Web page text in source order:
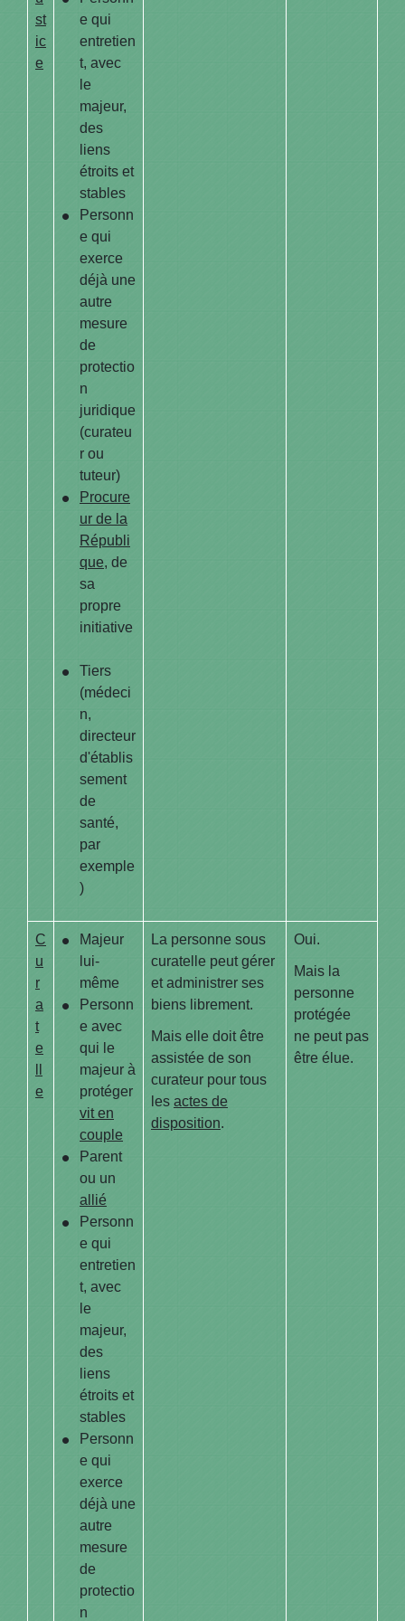
st
ic
e
e qui
entretien
t, avec
le
majeur,
des
liens
étroits et
stables
Personn
e qui
exerce
déjà une
autre
mesure
de
protectio
n
juridique
(curateu
r ou
tuteur)
Procure
ur de la
Républi
que, de
sa
propre
initiative
Tiers
(médeci
n,
directeur
d'établis
sement
de
santé,
par
exemple
)
C
u
r
a
t
e
e
Majeur
lui-
même
Personn
e avec
qui le
majeur à
protéger
vit en
couple
Parent
ou un
allié
Personn
e qui
entretien
t, avec
le
majeur,
des
liens
étroits et
stables
Personn
e qui
exerce
déjà une
autre
mesure
de
protectio
n
La personne sous
curatelle peut gérer
et administrer ses
biens librement.
Mais elle doit être
assistée de son
curateur pour tous
les actes de
disposition.
Oui.
Mais la
personne
protégée
ne peut pas
être élue.